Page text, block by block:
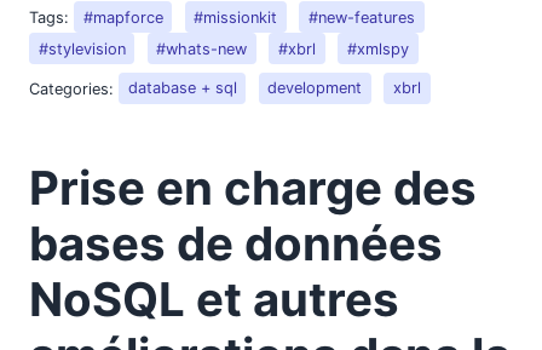
Tags:
#mapforce #missionkit
#new-features
#stylevision
#whats-new #xbrl #xmlspy
Categories: database + sql development xbrl
Prise en charge des
bases de données
NoSQL et autres